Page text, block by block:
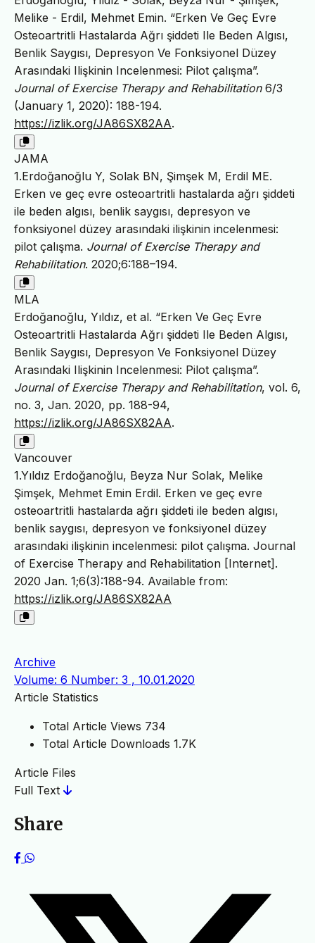
Melike - Erdil, Mehmet Emin. “Erken Ve Geç Evre
Osteoartritli Hastalarda Ağrı şiddeti Ile Beden Algısı,
Benlik Saygısı, Depresyon Ve Fonksiyonel Düzey
Arasındaki Ilişkinin Incelenmesi: Pilot çalışma”.
Journal of Exercise Therapy and Rehabilitation6/3
(January 1, 2020): 188-194.
https://izlik.org/JA86SX82AA.
JAMA
1.Erdoğanoğlu Y, Solak BN, Şimşek M, Erdil ME.
Erken ve geç evre osteoartritli hastalarda ağrı şiddeti
ile beden algısı, benlik saygısı, depresyon ve
fonksiyonel düzey arasındaki ilişkinin incelenmesi:
pilot çalışma. Journal of Exercise Therapy and
Rehabilitation. 2020;6:188–194.
MLA
Erdoğanoğlu, Yıldız, et al. “Erken Ve Geç Evre
Osteoartritli Hastalarda Ağrı şiddeti Ile Beden Algısı,
Benlik Saygısı, Depresyon Ve Fonksiyonel Düzey
Arasındaki Ilişkinin Incelenmesi: Pilot çalışma”.
Journal of Exercise Therapy and Rehabilitation, vol. 6,
no. 3, Jan. 2020, pp. 188-94,
https://izlik.org/JA86SX82AA.
Vancouver
1.Yıldız Erdoğanoğlu, Beyza Nur Solak, Melike
Şimşek, Mehmet Emin Erdil. Erken ve geç evre
osteoartritli hastalarda ağrı şiddeti ile beden algısı,
benlik saygısı, depresyon ve fonksiyonel düzey
arasındaki ilişkinin incelenmesi: pilot çalışma. Journal
of Exercise Therapy and Rehabilitation [Internet].
2020 Jan. 1;6(3):188-94. Available from:
https://izlik.org/JA86SX82AA
Archive
Volume: 6 Number: 3 , 10.01.2020
Article Statistics
Total Article Views 734
Total Article Downloads 1.7K
Article Files
Full Text
Share